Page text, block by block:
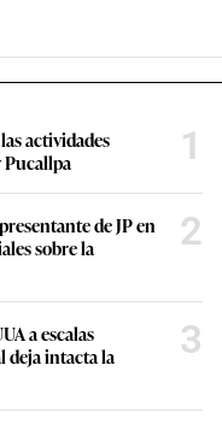
actividades
Pucallpa
1
sobre la
2
a escalas
intacta la
3
perdido”: Carlos
los retos a un año
el Gobierno
4